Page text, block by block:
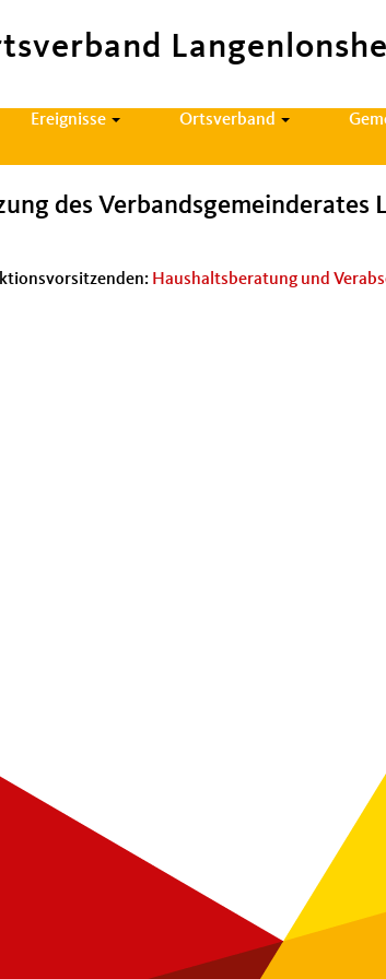
Ereignisse Ortsverband
des Verbandsgemeinderates
Haushalts­ber­atung und